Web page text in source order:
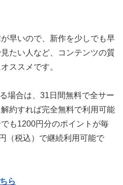
早いので、新作を少しでも早
たい人など、コンテンツの質
ススメです。
場合は、31日間無料で全サー
約すれば完全無料で利用可能
も1200円分のポイントが毎
（税込）で継続利用可能で
ら